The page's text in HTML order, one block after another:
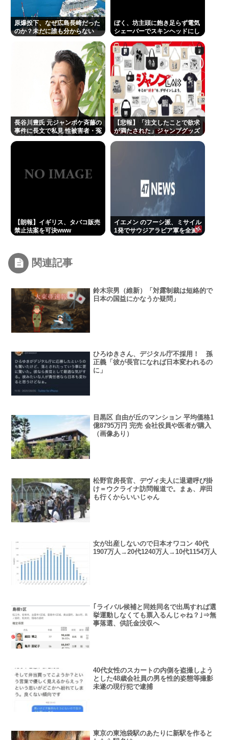
原爆投下、なぜ広島長崎だった
のか？未だに誰も分からない
ぼく、坊主頭に飽き足らず電気
シェーバーでスキンヘッドにし
長谷川豊氏 元ジャンポケ斉藤の
事件に長文で私見 性被害者・冤
【悲報】「注文したことで欲求
が満たされた」ジャンプグッズ
【朗報】イギリス、タバコ販売
禁止法案を可決www
イエメン のフーシ派、ミサイル
1発でサウジアラビア軍を全滅
関連記事
鈴木宗男（維新）「対露制裁は短絡的で
日本の国益にかなうか疑問」
ひろゆきさん、デジタル庁不採用！ 孫
正義「彼が長官になれば日本変われるの
に」
目黒区 自由が丘のマンション 平均価格1
億8795万円 完売 会社役員や医者が購入
（画像あり）
松野官房長官、デヴィ夫人に退避呼び掛
け＝ウクライナ訪問報道で。まぁ、岸田
も行くからいいじゃん
女が出産しないので日本オワコン 40代
1907万人→20代1240万人→10代1154万人
｢ライバル候補と同姓同名で出馬すれば選
挙運動しなくても票入るんじゃね？｣⇒無
事落選、供託金没収へ
40代女性のスカートの内側を盗撮しよう
とした48歳会社員の男を性的姿態等撮影
未遂の現行犯で逮捕
東京の東池袋駅のあたりに新駅を作ると